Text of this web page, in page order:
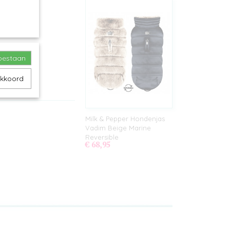
Milk & Pepper Hondenjas
Vadim Beige Marine
Reversible
€ 68,95